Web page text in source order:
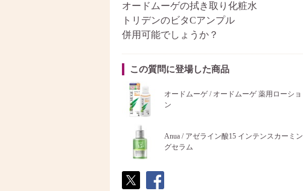
オードムーゲの拭き取り化粧水
トリデンのビタCアンプル
併用可能でしょうか？
この質問に登場した商品
オードムーゲ / オードムーゲ 薬用ローショ
ン
Anua / アゼライン酸15 インテンスカーミン
グセラム